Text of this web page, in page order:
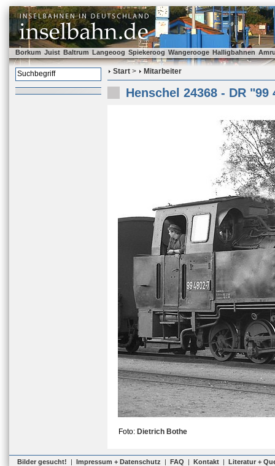
Borkum Juist Baltrum Langeoog Spiekeroog Wangerooge Halligbahnen
Start > Mitarbeiter
Henschel 24368 - DR "99
Foto: Dietrich Bothe
Bilder gesucht! | Impressum + Datenschutz | FAQ | Kontakt | Literatur +